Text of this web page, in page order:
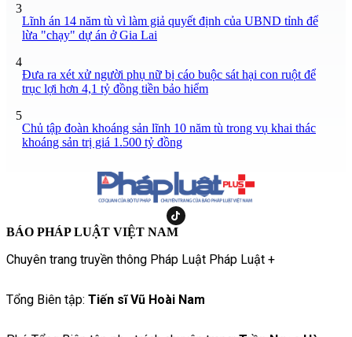
3
Lĩnh án 14 năm tù vì làm giả quyết định của UBND tỉnh để
lừa "chạy" dự án ở Gia Lai
4
Đưa ra xét xử người phụ nữ bị cáo buộc sát hại con ruột để
trục lợi hơn 4,1 tỷ đồng tiền bảo hiểm
5
Chủ tập đoàn khoáng sản lĩnh 10 năm tù trong vụ khai thác
khoáng sản trị giá 1.500 tỷ đồng
BÁO PHÁP LUẬT VIỆT NAM
Chuyên trang truyền thông Pháp Luật Pháp Luật +
Tổng Biên tập: Tiến sĩ Vũ Hoài Nam